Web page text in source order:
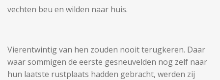
vechten beu en wilden naar huis.
Vierentwintig van hen zouden nooit terugkeren. Daar
waar sommigen de eerste gesneuvelden nog zelf naar
hun laatste rustplaats hadden gebracht, werden zij